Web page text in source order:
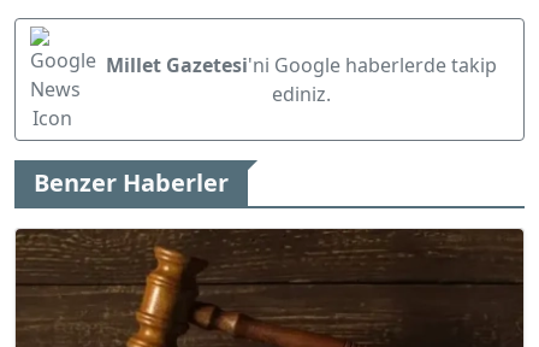
Millet Gazetesi'ni Google haberlerde takip
ediniz.
Benzer Haberler